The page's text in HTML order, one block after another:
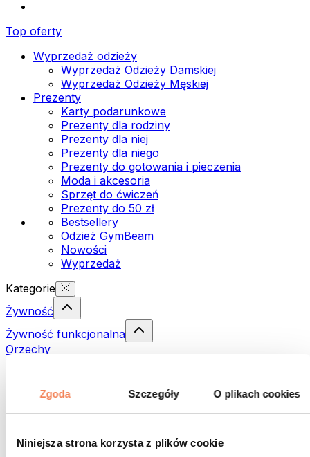
Zgoda Szczegóły O plikach cookies
Niniejsza strona korzysta z plików cookie
Top oferty
Wyprzedaż odzieży
Wyprzedaż Odzieży Damskiej
Wyprzedaż Odzieży Męskiej
Prezenty
Karty podarunkowe
Prezenty dla rodziny
Prezenty dla niej
Prezenty dla niego
Prezenty do gotowania i pieczenia
Moda i akcesoria
Sprzęt do ćwiczeń
Prezenty do 50 zł
Bestsellery
Odzież GymBeam
Nowości
Wyprzedaż
Kategorie
Żywność
Żywność funkcjonalna
Orzechy
Pasty i kremy do smarowania
Jajka
Chleb i pieczywo
Mięso